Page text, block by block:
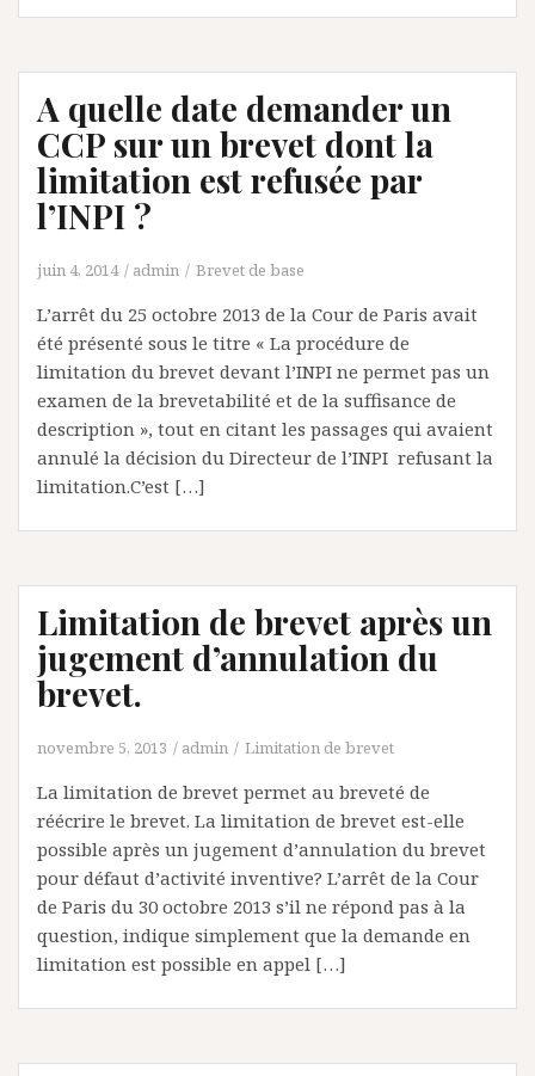
A quelle date demander un
CCP sur un brevet dont la
limitation est refusée par
l’INPI ?
juin 4, 2014 admin Brevet de base
L’arrêt du 25 octobre 2013 de la Cour de Paris avait
été présenté sous le titre « La procédure de
limitation du brevet devant l’INPI ne permet pas un
examen de la brevetabilité et de la suffisance de
description », tout en citant les passages qui avaient
annulé la décision du Directeur de l’INPI refusant la
limitation.C’est […]
Limitation de brevet après un
jugement d’annulation du
brevet.
novembre 5, 2013 admin Limitation de brevet
La limitation de brevet permet au breveté de
réécrire le brevet. La limitation de brevet est-elle
possible après un jugement d’annulation du brevet
pour défaut d’activité inventive? L’arrêt de la Cour
de Paris du 30 octobre 2013 s’il ne répond pas à la
question, indique simplement que la demande en
limitation est possible en appel […]